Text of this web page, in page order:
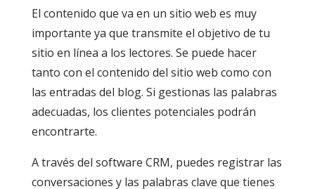
El contenido que va en un sitio web es muy
importante ya que transmite el objetivo de tu
sitio en línea a los lectores. Se puede hacer
tanto con el contenido del sitio web como con
las entradas del blog. Si gestionas las palabras
adecuadas, los clientes potenciales podrán
encontrarte.
A través del software CRM, puedes registrar las
conversaciones y las palabras clave que tienes